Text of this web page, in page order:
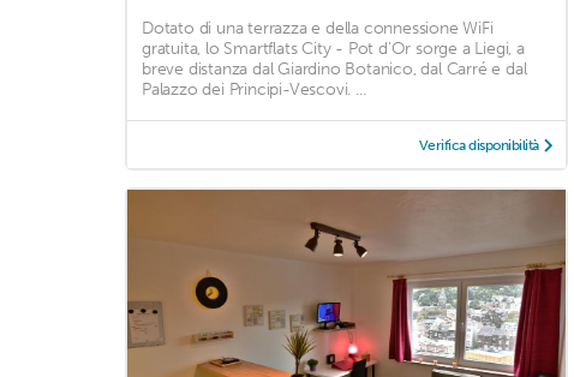
Dotato di una terrazza e della connessione WiFi
gratuita, lo Smartflats City - Pot d'Or sorge a Liegi, a
breve distanza dal Giardino Botanico, dal Carré e dal
Palazzo dei Principi-Vescovi. ...
Verifica disponibilità